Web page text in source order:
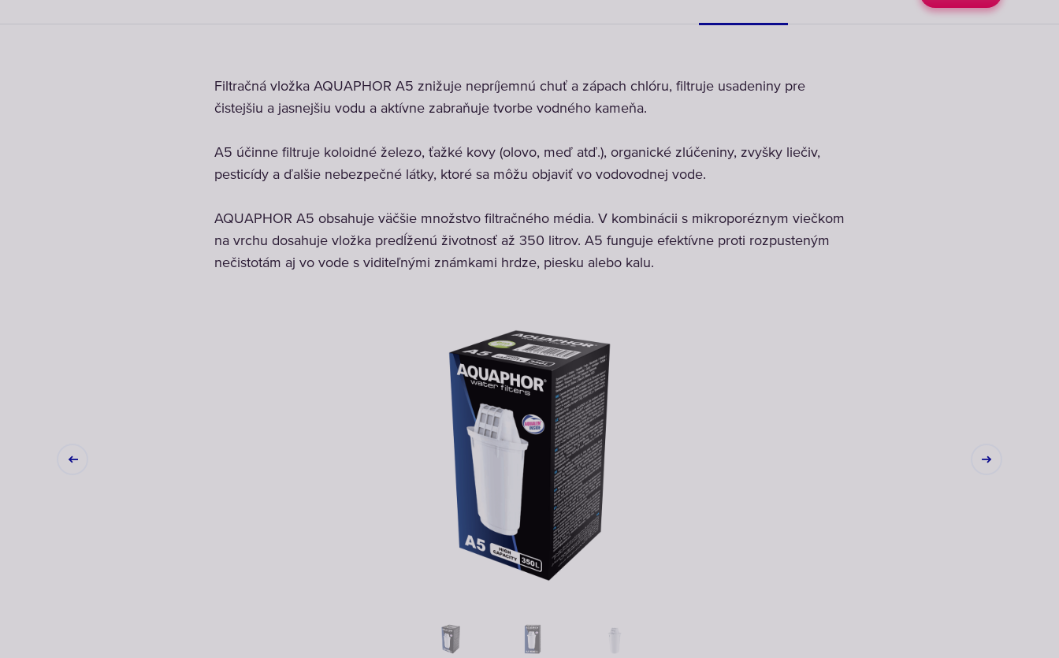
Filtračná vložka AQUAPHOR A5 znižuje nepríjemnú chuť a zápach chlóru, filtruje usadeniny pre
čistejšiu a jasnejšiu vodu a aktívne zabraňuje tvorbe vodného kameňa.
A5 účinne filtruje koloidné železo, ťažké kovy (olovo, meď atď.), organické zlúčeniny, zvyšky liečiv,
pesticídy a ďalšie nebezpečné látky, ktoré sa môžu objaviť vo vodovodnej vode.
AQUAPHOR A5 obsahuje väčšie množstvo filtračného média. V kombinácii s mikroporéznym viečkom
na vrchu dosahuje vložka predĺženú životnosť až 350 litrov. A5 funguje efektívne proti rozpusteným
nečistotám aj vo vode s viditeľnými známkami hrdze, piesku alebo kalu.